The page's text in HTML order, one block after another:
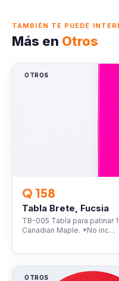
TAMBIÉN TE PUEDE
Más en Otros
OTROS
Q 158
Tabla Brete, Fucsia
TB-005 Tabla para patinar
Canadian Maple. *No inc…
OTROS